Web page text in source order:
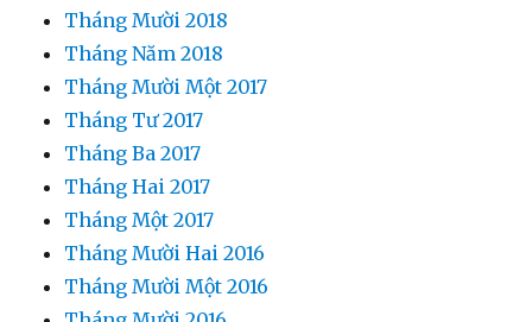
Tháng Mười 2018
Tháng Năm 2018
Tháng Mười Một 2017
Tháng Tư 2017
Tháng Ba 2017
Tháng Hai 2017
Tháng Một 2017
Tháng Mười Hai 2016
Tháng Mười Một 2016